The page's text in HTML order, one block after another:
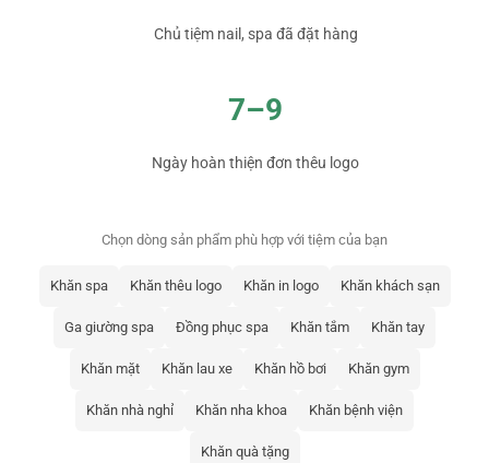
Chủ tiệm nail, spa đã đặt hàng
7–9
Ngày hoàn thiện đơn thêu logo
Chọn dòng sản phẩm phù hợp với tiệm của bạn
Khăn spa Khăn thêu logo Khăn in logo Khăn khách sạn
Ga giường spa Đồng phục spa Khăn tắm Khăn tay
Khăn mặt Khăn lau xe Khăn hồ bơi Khăn gym
Khăn nhà nghỉ Khăn nha khoa Khăn bệnh viện
Khăn quà tặng